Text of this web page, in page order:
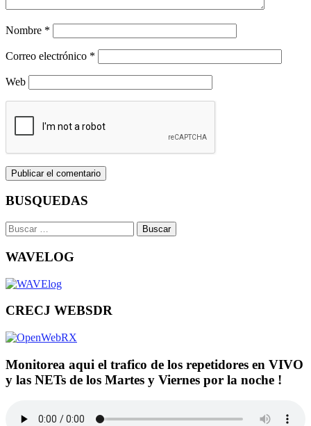
Nombre *
Correo electrónico *
Web
BUSQUEDAS
Buscar:
WAVELOG
CRECJ WEBSDR
Monitorea aqui el trafico de los repetidores en VIVO
y las NETs de los Martes y Viernes por la noche !